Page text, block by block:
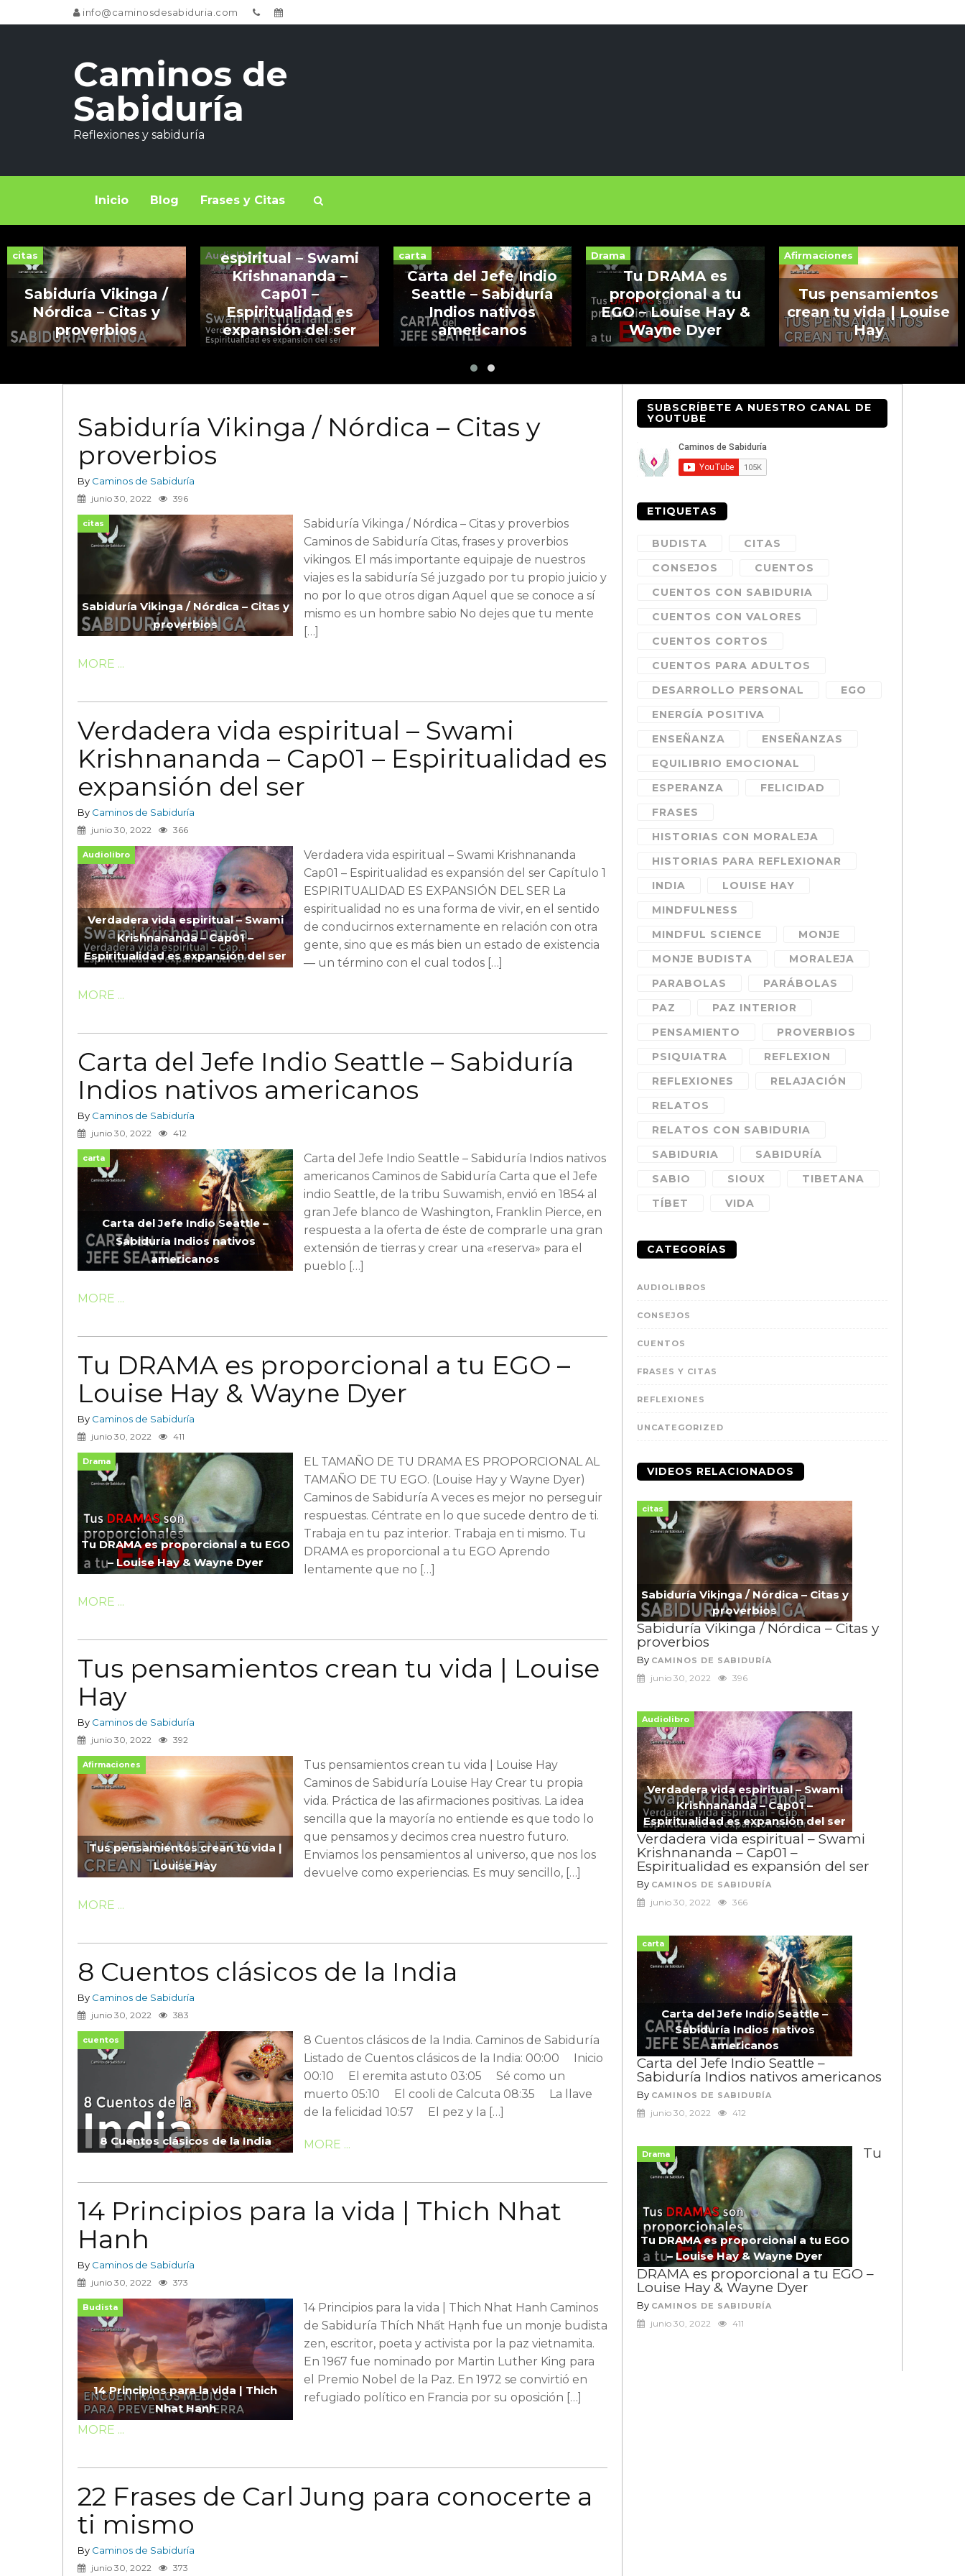
info@caminosdesabiduria.com
Caminos de
Sabiduría
Reflexiones y sabiduría
Inicio Blog Frases y Citas
citas
Sabiduría Vikinga /
Nórdica – Citas y
proverbios
Audiolibro
espiritual – Swami
Krishnananda –
Cap01 –
Espiritualidad es
expansión del ser
carta
Carta del Jefe Indio
Seattle – Sabiduría
Indios nativos
americanos
Drama
Tu DRAMA es
proporcional a tu
EGO – Louise Hay &
Wayne Dyer
Afirmaciones
Tus pensamientos
crean tu vida | Louise
Hay
Sabiduría Vikinga / Nórdica – Citas y
proverbios
By Caminos de Sabiduría
junio 30, 2022 396
citas
Sabiduría Vikinga / Nórdica – Citas y
proverbios
Sabiduría Vikinga / Nórdica – Citas y proverbios
Caminos de Sabiduría Citas, frases y proverbios
vikingos. El más importante equipaje de nuestros
viajes es la sabiduría Sé juzgado por tu propio juicio y
no por lo que otros digan Aquel que se conoce a sí
mismo es un hombre sabio No dejes que tu mente
[…]
MORE ...
Verdadera vida espiritual – Swami
Krishnananda – Cap01 – Espiritualidad es
expansión del ser
By Caminos de Sabiduría
junio 30, 2022 366
Audiolibro
Verdadera vida espiritual – Swami
Krishnananda – Cap01 –
Espiritualidad es expansión del ser
Verdadera vida espiritual – Swami Krishnananda
Cap01 – Espiritualidad es expansión del ser Capítulo 1
ESPIRITUALIDAD ES EXPANSIÓN DEL SER La
espiritualidad no es una forma de vivir, en el sentido
de conducirnos externamente en relación con otra
gente, sino que es más bien un estado de existencia
— un término con el cual todos […]
MORE ...
Carta del Jefe Indio Seattle – Sabiduría
Indios nativos americanos
By Caminos de Sabiduría
junio 30, 2022 412
carta
Carta del Jefe Indio Seattle –
Sabiduría Indios nativos
americanos
Carta del Jefe Indio Seattle – Sabiduría Indios nativos
americanos Caminos de Sabiduría Carta que el Jefe
indio Seattle, de la tribu Suwamish, envió en 1854 al
gran Jefe blanco de Washington, Franklin Pierce, en
respuesta a la oferta de éste de comprarle una gran
extensión de tierras y crear una «reserva» para el
pueblo […]
MORE ...
Tu DRAMA es proporcional a tu EGO –
Louise Hay & Wayne Dyer
By Caminos de Sabiduría
junio 30, 2022 411
Drama
Tu DRAMA es proporcional a tu EGO
– Louise Hay & Wayne Dyer
EL TAMAÑO DE TU DRAMA ES PROPORCIONAL AL
TAMAÑO DE TU EGO. (Louise Hay y Wayne Dyer)
Caminos de Sabiduría A veces es mejor no perseguir
respuestas. Céntrate en lo que sucede dentro de ti.
Trabaja en tu paz interior. Trabaja en ti mismo. Tu
DRAMA es proporcional a tu EGO Aprendo
lentamente que no […]
MORE ...
Tus pensamientos crean tu vida | Louise
Hay
By Caminos de Sabiduría
junio 30, 2022 392
Afirmaciones
Tus pensamientos crean tu vida |
Louise Hay
Tus pensamientos crean tu vida | Louise Hay
Caminos de Sabiduría Louise Hay Crear tu propia
vida. Práctica de las afirmaciones positivas. La idea
sencilla que la mayoría no entiende es que todo lo
que pensamos y decimos crea nuestro futuro.
Enviamos los pensamientos al universo, que nos los
devuelve como experiencias. Es muy sencillo, […]
MORE ...
8 Cuentos clásicos de la India
By Caminos de Sabiduría
junio 30, 2022 383
cuentos
8 Cuentos clásicos de la India
8 Cuentos clásicos de la India. Caminos de Sabiduría
Listado de Cuentos clásicos de la India: 00:00 Inicio
00:10 El eremita astuto 03:05 Sé como un
muerto 05:10 El cooli de Calcuta 08:35 La llave
de la felicidad 10:57 El pez y la […]
MORE ...
14 Principios para la vida | Thich Nhat
Hanh
By Caminos de Sabiduría
junio 30, 2022 373
Budista
14 Principios para la vida | Thich
Nhat Hanh
14 Principios para la vida | Thich Nhat Hanh Caminos
de Sabiduría Thích Nhất Hạnh fue un monje budista
zen, escritor, poeta y activista por la paz vietnamita.
En 1967 fue nominado por Martin Luther King para
el Premio Nobel de la Paz. En 1972 se convirtió en
refugiado político en Francia por su oposición […]
MORE ...
22 Frases de Carl Jung para conocerte a
ti mismo
By Caminos de Sabiduría
junio 30, 2022 373
SUBSCRÍBETE A NUESTRO CANAL DE
YOUTUBE
ETIQUETAS
BUDISTA
CITAS
CONSEJOS
CUENTOS
CUENTOS CON SABIDURIA
CUENTOS CON VALORES
CUENTOS CORTOS
CUENTOS PARA ADULTOS
DESARROLLO PERSONAL
EGO
ENERGÍA POSITIVA
ENSEÑANZA
ENSEÑANZAS
EQUILIBRIO EMOCIONAL
ESPERANZA
FELICIDAD
FRASES
HISTORIAS CON MORALEJA
HISTORIAS PARA REFLEXIONAR
INDIA
LOUISE HAY
MINDFULNESS
MINDFUL SCIENCE
MONJE
MONJE BUDISTA
MORALEJA
PARABOLAS
PARÁBOLAS
PAZ
PAZ INTERIOR
PENSAMIENTO
PROVERBIOS
PSIQUIATRA
REFLEXION
REFLEXIONES
RELAJACIÓN
RELATOS
RELATOS CON SABIDURIA
SABIDURIA
SABIDURÍA
SABIO
SIOUX
TIBETANA
TÍBET
VIDA
CATEGORÍAS
AUDIOLIBROS
CONSEJOS
CUENTOS
FRASES Y CITAS
REFLEXIONES
UNCATEGORIZED
VIDEOS RELACIONADOS
citas
Sabiduría Vikinga / Nórdica – Citas y
proverbios
Sabiduría Vikinga / Nórdica – Citas y
proverbios
By CAMINOS DE SABIDURÍA
junio 30, 2022 396
Audiolibro
Verdadera vida espiritual – Swami
Krishnananda – Cap01 –
Espiritualidad es expansión del ser
Verdadera vida espiritual – Swami
Krishnananda – Cap01 –
Espiritualidad es expansión del ser
By CAMINOS DE SABIDURÍA
junio 30, 2022 366
carta
Carta del Jefe Indio Seattle –
Sabiduría Indios nativos
americanos
Carta del Jefe Indio Seattle –
Sabiduría Indios nativos americanos
By CAMINOS DE SABIDURÍA
junio 30, 2022 412
Drama
Tu DRAMA es proporcional a tu EGO
– Louise Hay & Wayne Dyer
Tu
DRAMA es proporcional a tu EGO –
Louise Hay & Wayne Dyer
By CAMINOS DE SABIDURÍA
junio 30, 2022 411